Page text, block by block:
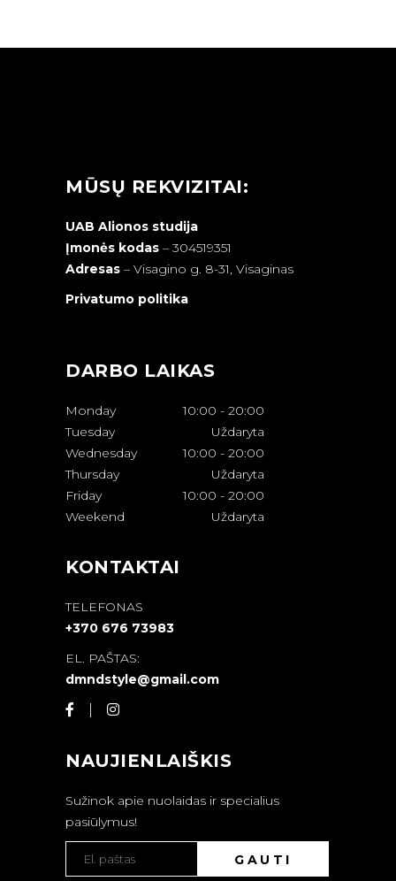
MŪSŲ REKVIZITAI:
UAB Alionos studija
Įmonės kodas – 304519351
Adresas – Visagino g. 8-31, Visaginas
Privatumo politika
DARBO LAIKAS
Monday 10:00 - 20:00
Tuesday
Uždaryta
Wednesday
10:00 - 20:00
Thursday
Uždaryta
Friday
10:00 - 20:00
Weekend
Uždaryta
KONTAKTAI
TELEFONAS
+370 676 73983
EL. PAŠTAS:
dmndstyle@gmail.com
NAUJIENLAIŠKIS
Sužinok apie nuolaidas ir specialius
pasiūlymus!